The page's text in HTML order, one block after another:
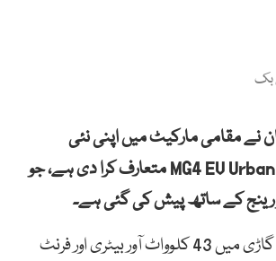
بک
نے مقامی مارکیٹ میں اپنی نئی
الیکٹرک ہیچ بیک MG4 EV Urban متعارف کرا دی ہے، جو
رینج کے ساتھ پیش کی گئی ہے۔
کمپنی کے مطابق گاڑی میں 43 کلوواٹ آور بیٹری اور فرنٹ